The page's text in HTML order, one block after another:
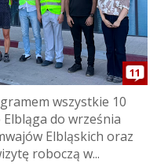
11
wszystkie 10
do września
Elbląskich oraz
roboczą w...